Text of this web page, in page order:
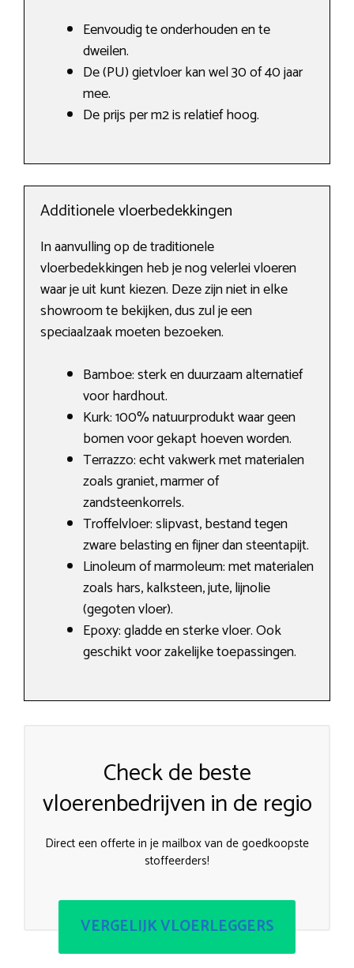
Eenvoudig te onderhouden en te
dweilen.
De (PU) gietvloer kan wel 30 of 40 jaar
mee.
De prijs per m2 is relatief hoog.
Additionele vloerbedekkingen
In aanvulling op de traditionele
vloerbedekkingen heb je nog velerlei vloeren
waar je uit kunt kiezen. Deze zijn niet in elke
showroom te bekijken, dus zul je een
speciaalzaak moeten bezoeken.
Bamboe: sterk en duurzaam alternatief
voor hardhout.
Kurk: 100% natuurprodukt waar geen
bomen voor gekapt hoeven worden.
Terrazzo: echt vakwerk met materialen
zoals graniet, marmer of
zandsteenkorrels.
Troffelvloer: slipvast, bestand tegen
zware belasting en fijner dan steentapijt.
Linoleum of marmoleum: met materialen
zoals hars, kalksteen, jute, lijnolie
(gegoten vloer).
Epoxy: gladde en sterke vloer. Ook
geschikt voor zakelijke toepassingen.
Check de beste
vloerenbedrijven in de regio
Direct een offerte in je mailbox van de goedkoopste
stoffeerders!
VERGELIJK VLOERLEGGERS